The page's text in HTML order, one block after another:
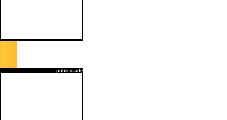
publicidade